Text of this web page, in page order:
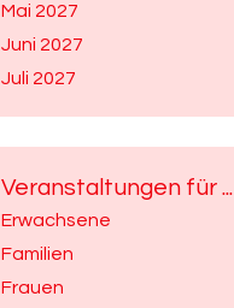
Mai 2027
Juni 2027
Juli 2027
Veranstaltungen für ...
Erwachsene
Familien
Frauen